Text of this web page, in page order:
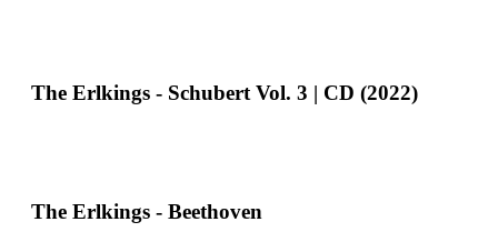
The Erlkings - Schubert Vol. 3 | CD (2022)
The Erlkings - Beethoven